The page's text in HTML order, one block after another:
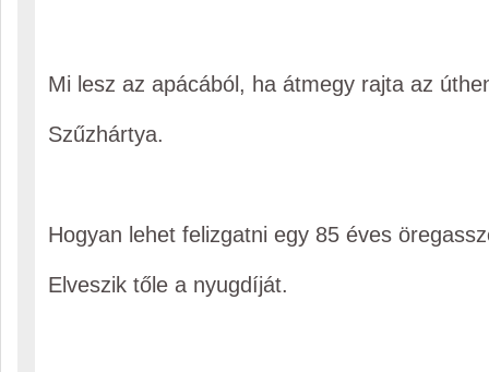
Mi lesz az apácából, ha átmegy rajta az
Szűzhártya.
Hogyan lehet felizgatni egy 85 éves
Elveszik tőle a nyugdíját.